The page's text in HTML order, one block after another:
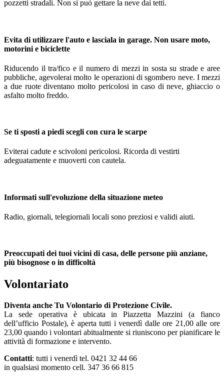
pozzetti stradali. Non si può gettare la neve dai tetti.
Evita di utilizzare l'auto e lasciala in garage. Non usare moto,
motorini e biciclette
Riducendo il tra/fico e il numero di mezzi in sosta su strade e aree
pubbliche, agevolerai molto le operazioni di sgombero neve. I mezzi
a due ruote diventano molto pericolosi in caso di neve, ghiaccio o
asfalto molto freddo.
Se ti sposti a piedi scegli con cura le scarpe
Eviterai cadute e scivoloni pericolosi. Ricorda di vestirti
adeguatamente e muoverti con cautela.
Informati sull'evoluzione della situazione meteo
Radio, giornali, telegiornali locali sono preziosi e validi aiuti.
Preoccupati dei tuoi vicini di casa, delle persone più anziane,
più bisognose o in difficoltà
Volontariato
Diventa anche Tu Volontario di Protezione Civile.
La sede operativa è ubicata in Piazzetta Mazzini (a fianco
dell’ufficio Postale), è aperta tutti i venerdì dalle ore 21,00 alle ore
23,00 quando i volontari abitualmente si riuniscono per pianificare le
attività di formazione e intervento.
Contatti: tutti i venerdì tel. 0421 32 44 66
in qualsiasi momento cell. 347 36 66 815